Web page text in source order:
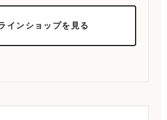
インショップを見る